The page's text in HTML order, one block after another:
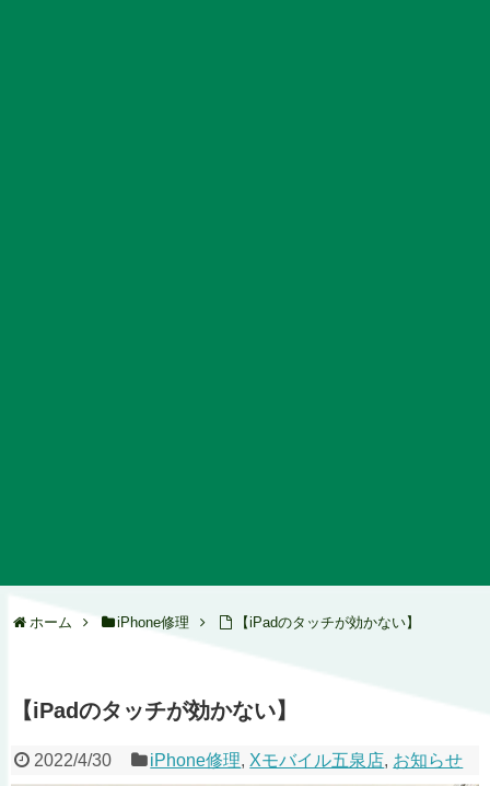
ホーム iPhone修理 【iPadのタッチが効かない】
【iPadのタッチが効かない】
2022/4/30 iPhone修理, Xモバイル五泉店, お知らせ